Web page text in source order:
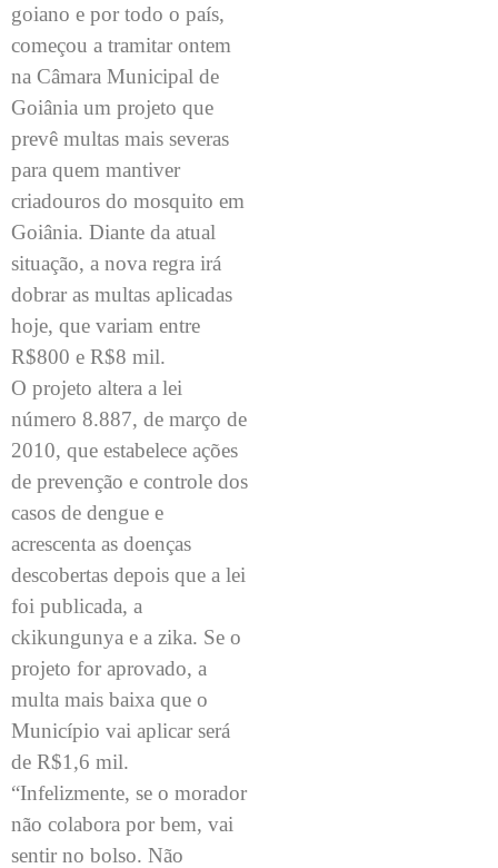
goiano e por todo o país,
começou a tramitar ontem
na Câmara Municipal de
Goiânia um projeto que
prevê multas mais severas
para quem mantiver
criadouros do mosquito em
Goiânia. Diante da atual
situação, a nova regra irá
dobrar as multas aplicadas
hoje, que variam entre
R$800 e R$8 mil.
O projeto altera a lei
número 8.887, de março de
2010, que estabelece ações
de prevenção e controle dos
casos de dengue e
acrescenta as doenças
descobertas depois que a lei
foi publicada, a
ckikungunya e a zika. Se o
projeto for aprovado, a
multa mais baixa que o
Município vai aplicar será
de R$1,6 mil.
“Infelizmente, se o morador
não colabora por bem, vai
sentir no bolso. Não